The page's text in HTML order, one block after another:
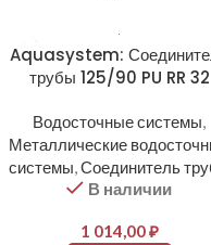
Aquasystem:
трубы 125/90 PU RR 32
Водосточные системы,
Металлические
системы,Соединитель
В наличии
1 014,00₽